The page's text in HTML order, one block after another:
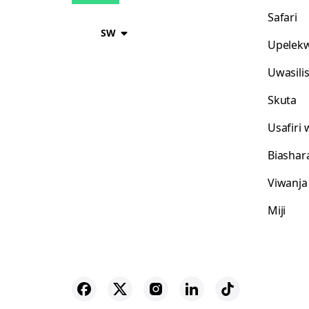
SW
Safari
Skuta
Usafiri
Miji